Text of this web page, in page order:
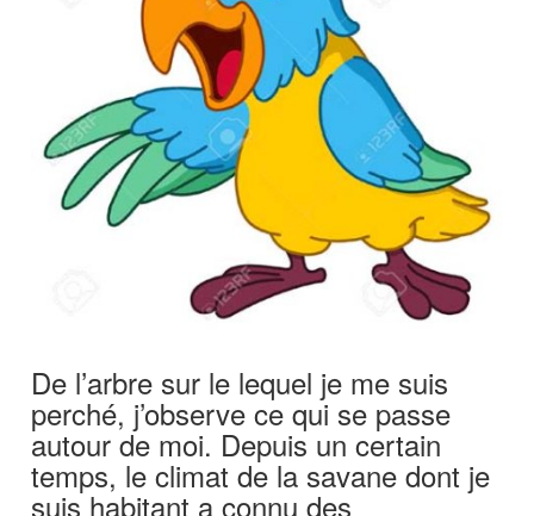
De l’arbre sur le lequel je me suis
perché, j’observe ce qui se passe
autour de moi. Depuis un certain
temps, le climat de la savane dont je
suis habitant a connu des